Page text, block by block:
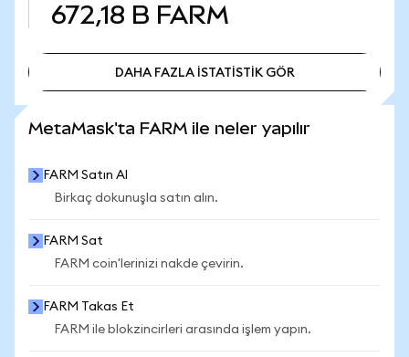
672,18 B FARM
DAHA FAZLA İSTATİSTİK GÖR
MetaMask'ta FARM ile neler yapılır
FARM Satın Al
Birkaç dokunuşla satın alın.
FARM Sat
FARM coin'lerinizi nakde çevirin.
FARM Takas Et
FARM ile blokzincirleri arasında işlem yapın.